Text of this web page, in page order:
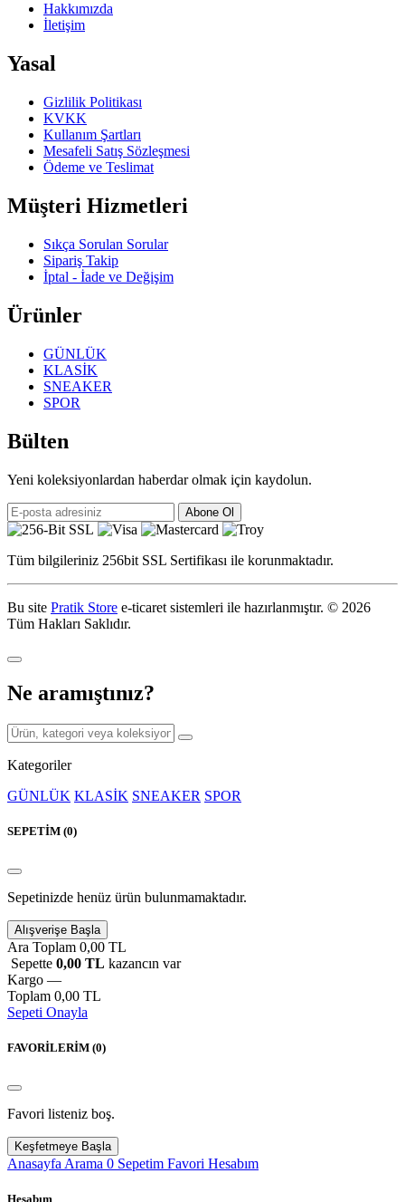
Hakkımızda
İletişim
Yasal
Gizlilik Politikası
KVKK
Kullanım Şartları
Mesafeli Satış Sözleşmesi
Ödeme ve Teslimat
Müşteri Hizmetleri
Sıkça Sorulan Sorular
Sipariş Takip
İptal - İade ve Değişim
Ürünler
GÜNLÜK
KLASİK
SNEAKER
SPOR
Bülten
Yeni koleksiyonlardan haberdar olmak için kaydolun.
Abone Ol
Tüm bilgileriniz 256bit SSL Sertifikası ile korunmaktadır.
Bu site Pratik Store e-ticaret sistemleri ile hazırlanmıştır. © 2026
Tüm Hakları Saklıdır.
Ne aramıştınız?
Kategoriler
GÜNLÜK KLASİK SNEAKER SPOR
SEPETİM (0)
Sepetinizde henüz ürün bulunmamaktadır.
Alışverişe Başla
Ara Toplam 0,00 TL
Sepette 0,00 TL kazancın var
Kargo —
Toplam 0,00 TL
Sepeti Onayla
FAVORİLERİM (0)
Favori listeniz boş.
Keşfetmeye Başla
Anasayfa Arama 0 Sepetim Favori Hesabım
Hesabım